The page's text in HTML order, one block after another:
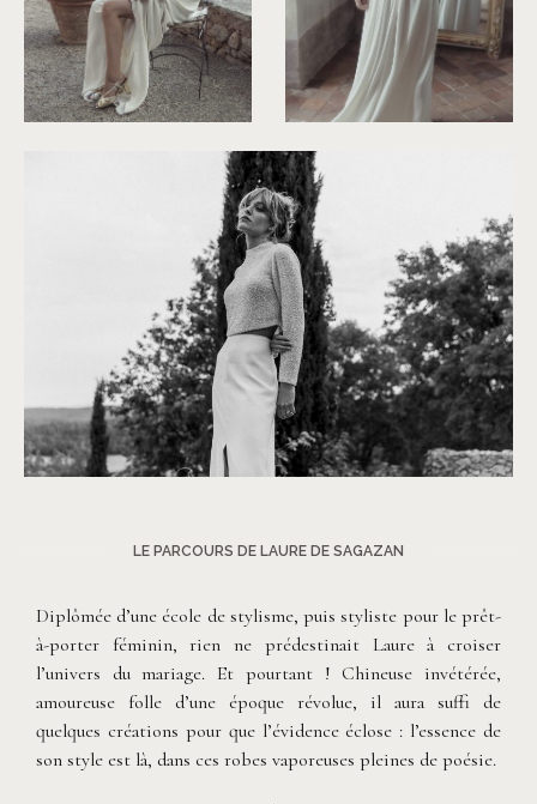
LE PARCOURS DE LAURE DE SAGAZAN
Diplômée d’une école de stylisme, puis styliste pour le prêt-
à-porter féminin, rien ne prédestinait Laure à croiser
l’univers du mariage. Et pourtant ! Chineuse invétérée,
amoureuse folle d’une époque révolue, il aura suffi de
quelques créations pour que l’évidence éclose : l’essence de
son style est là, dans ces robes vaporeuses pleines de poésie.